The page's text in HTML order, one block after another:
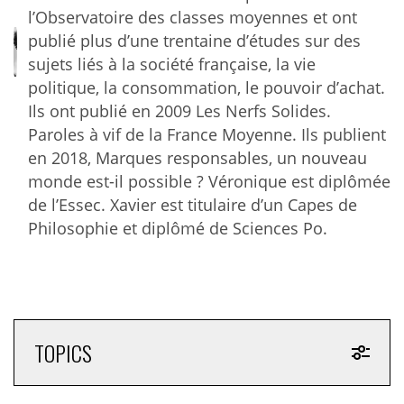
S’adapter toujours plus, et toujours plus vite, c’est
d’abord un ensemble de comportements. C’est, en
période d’inflation, mettre en œuvre des stratégies
nouvelles ou réinventer celles qu’ils avaient initiées
dans les années 2010 en se forgeant une culture de la
déflation. Des stratégies qu’ils font fonctionner à plein
pour surmonter les nouvelles difficultés que suscitent,
dans la vie quotidienne, des prix hors de contrôle – «
L’inflation est un sujet auquel je me heurte au quotidien…
Un plein de gasoil à 80€… Un caddie de courses à moitié
rempli à 200€.»1 C’est opérer des coupes claires dans
2022 ; presque -8% sur les six premiers mois de l’année
l’Observatoire des classes moyennes et ont
publié plus d’une trentaine d’études sur des
sujets liés à la société française, la vie
politique, la consommation, le pouvoir d’achat.
Ils ont publié en 2009 Les Nerfs Solides.
Paroles à vif de la France Moyenne. Ils publient
en 2018, Marques responsables, un nouveau
monde est-il possible ? Véronique est diplômée
de l’Essec. Xavier est titulaire d’un Capes de
Philosophie et diplômé de Sciences Po.
TOPICS